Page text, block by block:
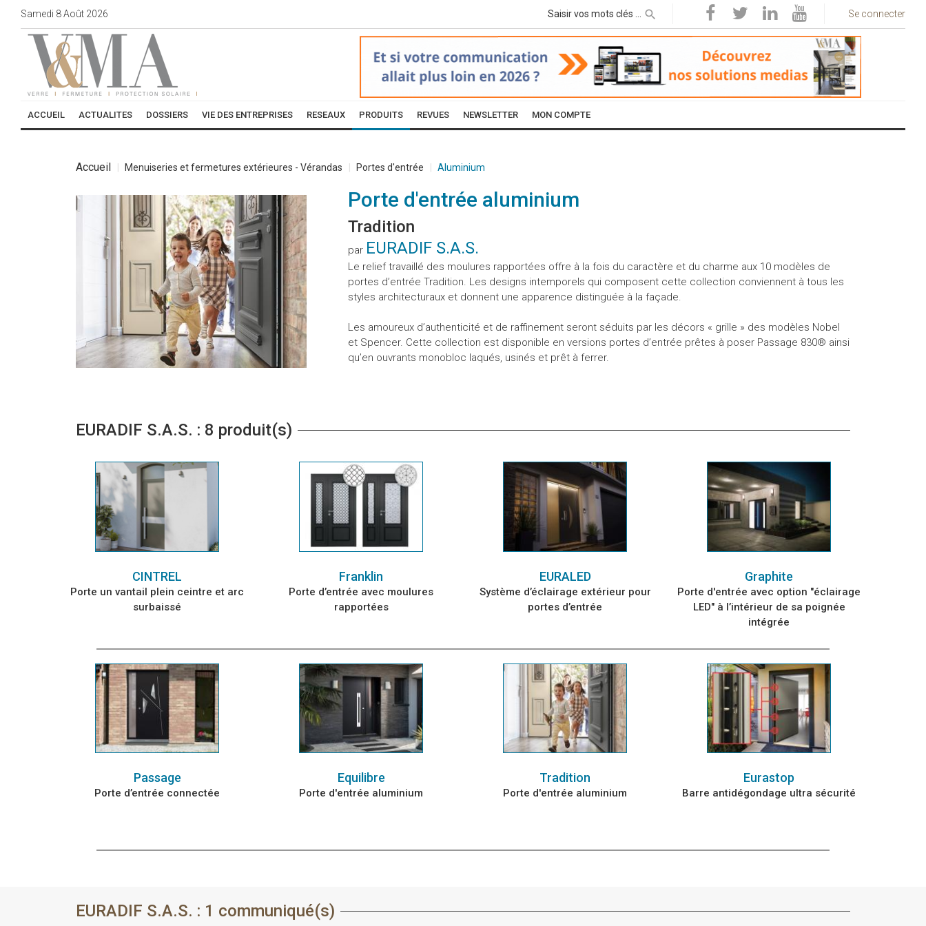
Samedi 8Août 2026 Se connecter
ACCUEIL ACTUALITES DOSSIERS VIE DES ENTREPRISES RESEAUX PRODUITS REVUES NEWSLETTER MON COMPTE
Accueil Menuiseries et fermetures extérieures - Vérandas Portes d'entrée Aluminium
Porte d'entrée aluminium
Tradition
par EURADIF S.A.S.
Le relief travaillé des moulures rapportées offre à la fois du caractère et du charme aux 10 modèles de
portes d’entrée Tradition. Les designs intemporels qui composent cette collection conviennent à tous les
styles architecturaux et donnent une apparence distinguée à la façade.
Les amoureux d’authenticité et de raffinement seront séduits par les décors « grille » des modèles Nobel
et Spencer. Cette collection est disponible en versions portes d’entrée prêtes à poser Passage 830® ainsi
qu’en ouvrants monobloc laqués, usinés et prêt à ferrer.
EURADIF S.A.S. : 8 produit(s)
CINTREL
Porte un vantail plein ceintre et arc
surbaissé
Franklin
Porte d’entrée avec moulures
rapportées
EURALED
Système d’éclairage extérieur pour
portes d’entrée
Graphite
Porte d'entrée avec option "éclairage
LED" à l’intérieur de sa poignée
intégrée
Passage
Porte d’entrée connectée
Equilibre
Porte d'entrée aluminium
Tradition
Porte d'entrée aluminium
Eurastop
Barre antidégondage ultra sécurité
EURADIF S.A.S. : 1 communiqué(s)